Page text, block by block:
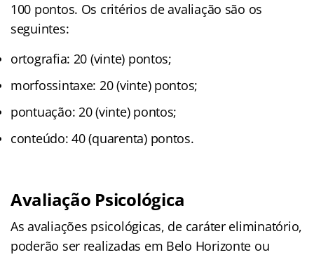
100 pontos. Os critérios de avaliação são os
seguintes:
ortografia: 20 (vinte) pontos;
morfossintaxe: 20 (vinte) pontos;
pontuação: 20 (vinte) pontos;
conteúdo: 40 (quarenta) pontos.
Avaliação Psicológica
As avaliações psicológicas, de caráter eliminatório,
poderão ser realizadas em Belo Horizonte ou